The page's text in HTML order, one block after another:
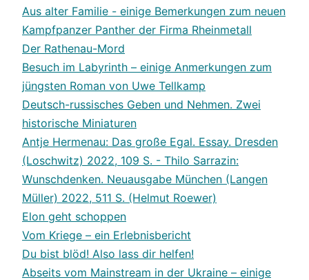
Aus alter Familie - einige Bemerkungen zum neuen
Kampfpanzer Panther der Firma Rheinmetall
Der Rathenau-Mord
Besuch im Labyrinth – einige Anmerkungen zum
jüngsten Roman von Uwe Tellkamp
Deutsch-russisches Geben und Nehmen. Zwei
historische Miniaturen
Antje Hermenau: Das große Egal. Essay. Dresden
(Loschwitz) 2022, 109 S. - Thilo Sarrazin:
Wunschdenken. Neuausgabe München (Langen
Müller) 2022, 511 S. (Helmut Roewer)
Elon geht schoppen
Vom Kriege – ein Erlebnisbericht
Du bist blöd! Also lass dir helfen!
Abseits vom Mainstream in der Ukraine – einige